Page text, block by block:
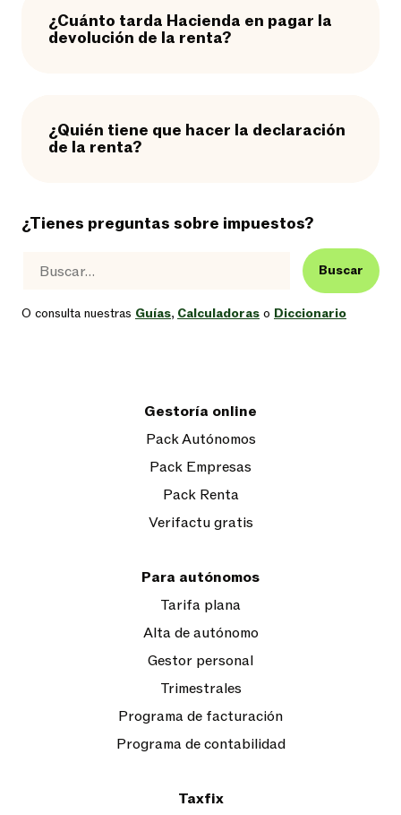
¿Cuánto tarda Hacienda en pagar la
devolución de la renta?
¿Quién tiene que hacer la declaración
de la renta?
¿Tienes preguntas sobre impuestos?
Buscar
O consulta nuestras Guías, Calculadoras o Diccionario
Gestoría online
Pack Autónomos
Pack Empresas
Pack Renta
Verifactu gratis
Para autónomos
Tarifa plana
Alta de autónomo
Gestor personal
Trimestrales
Programa de facturación
Programa de contabilidad
Taxfix